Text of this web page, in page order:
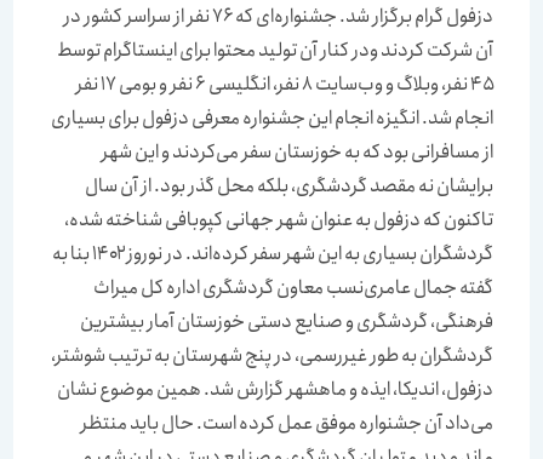
دزفول گرام برگزار شد. جشنواره‌ای که ۷۶ نفر از سراسر کشور در
آن شرکت کردند ودر کنار آن تولید محتوا برای اینستاگرام توسط
۴۵ نفر، وبلاگ و وب‌سایت ۸ نفر، انگلیسی ۶ نفر و بومی ۱۷ نفر
انجام شد. انگیزه انجام این جشنواره معرفی دزفول برای بسیاری
از مسافرانی بود که به خوزستان سفر می‌کردند و این شهر
برایشان نه مقصد گردشگری،‌‌‌ بلکه محل گذر بود. از آن سال
تاکنون که دزفول به عنوان شهر جهانی کپوبافی شناخته شده،
گردشگران بسیاری به این شهر سفر کرده‌‌‌اند. در نوروز ۱۴۰۲ بنا به
گفته جمال عامری‌نسب معاون گردشگری اداره کل میراث
فرهنگی، گردشگری و صنایع دستی خوزستان آمار بیشترین
گردشگران به طور غیر‌رسمی، در پنج شهرستان به ترتیب شوشتر،
دزفول، اندیکا، ایذه و ماهشهر گزارش شد. همین موضوع نشان
می‌‌‌داد آن جشنواره موفق عمل کرده‌‌‌ است. حال باید منتظر